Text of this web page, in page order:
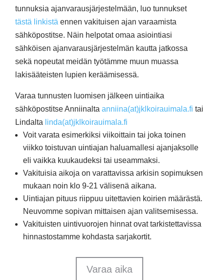
tunnuksia ajanvarausjärjestelmään, luo tunnukset
tästä linkistä ennen vakituisen ajan varaamista
sähköpostitse. Näin helpotat omaa asiointiasi
sähköisen ajanvarausjärjestelmän kautta jatkossa
sekä nopeutat meidän työtämme muun muassa
lakisääteisten lupien keräämisessä.
Varaa tunnusten luomisen jälkeen uintiaika
sähköpostitse Anniinaltaanniina(at)jklkoirauimala.fi tai
Lindalta linda(at)jklkoirauimala.fi
Voit varata esimerkiksi viikoittain tai joka toinen
viikko toistuvan uintiajan haluamallesi ajanjaksolle
eli vaikka kuukaudeksi tai useammaksi.
Vakituisia aikoja on varattavissa arkisin sopimuksen
mukaan noin klo 9-21 välisenä aikana.
Uintiajan pituus riippuu uitettavien koirien määrästä.
Neuvomme sopivan mittaisen ajan valitsemisessa.
Vakituisten uintivuorojen hinnat ovat tarkistettavissa
hinnastostamme kohdasta sarjakortit.
Varaa aika